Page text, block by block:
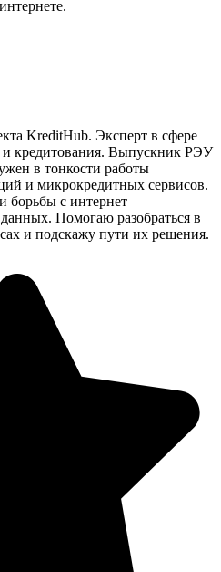
KreditHub. Эксперт в сфере
и кредитования. Выпускник РЭУ
в тонкости работы
и микрокредитных сервисов.
борьбы с интернет
Помогаю разобраться в
и подскажу пути их решения.